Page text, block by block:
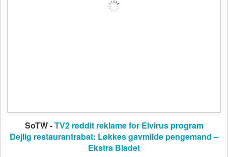
SoTW -TV2 reddit reklame for Elvirus program
Dejlig restaurantrabat: Løkkes gavmilde pengemand –
Ekstra Bladet